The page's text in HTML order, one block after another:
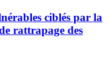
ciblés par la
rattrapage des